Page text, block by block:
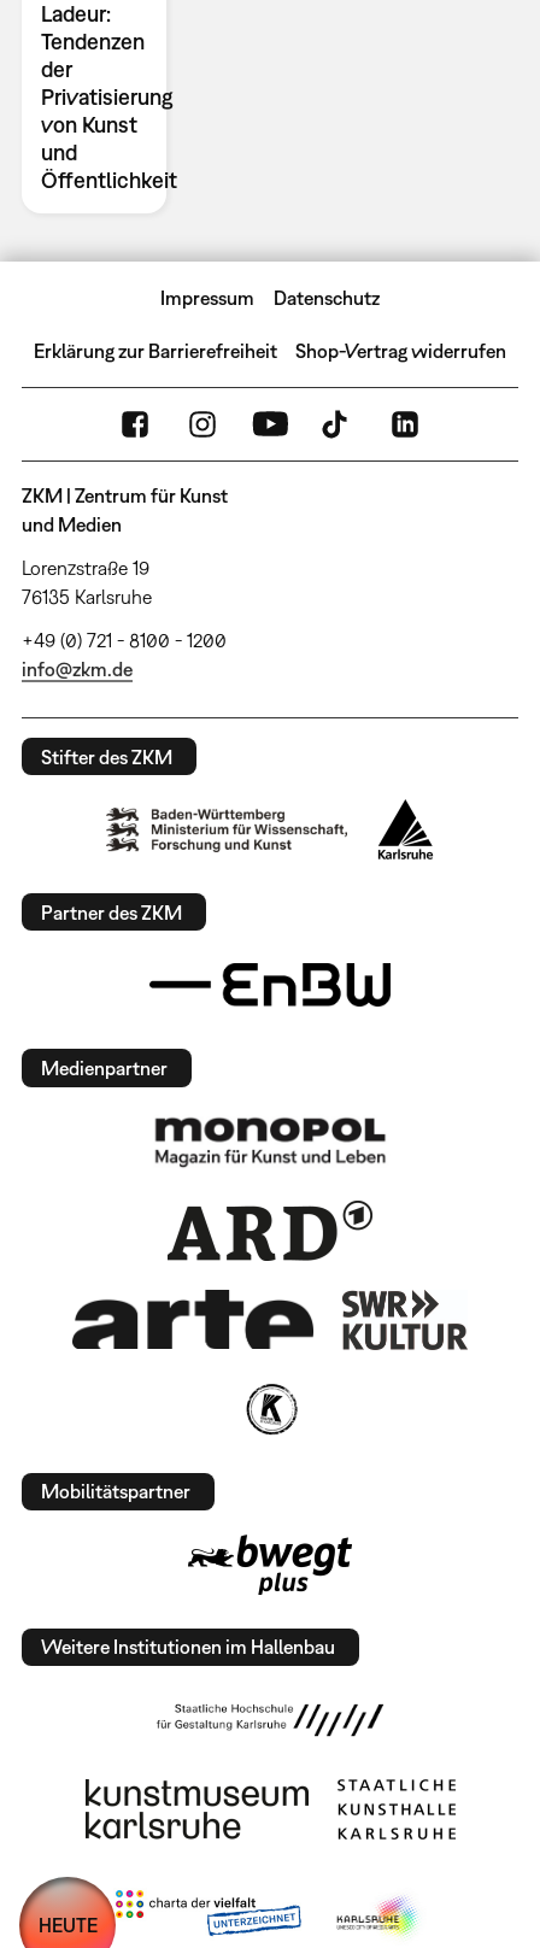
Ladeur:
Tendenzen
der
Privatisierung
von Kunst
und
Öffentlichkeit
Impressum Datenschutz
Erklärung zur Barrierefreiheit Shop-Vertrag widerrufen
ZKM | Zentrum für Kunst
und Medien
Lorenzstraße 19
76135 Karlsruhe
+49 (0) 721 - 8100 - 1200
info@zkm.de
Stifter des ZKM
Partner des ZKM
Medienpartner
Mobilitätspartner
Weitere Institutionen im Hallenbau
HEUTE